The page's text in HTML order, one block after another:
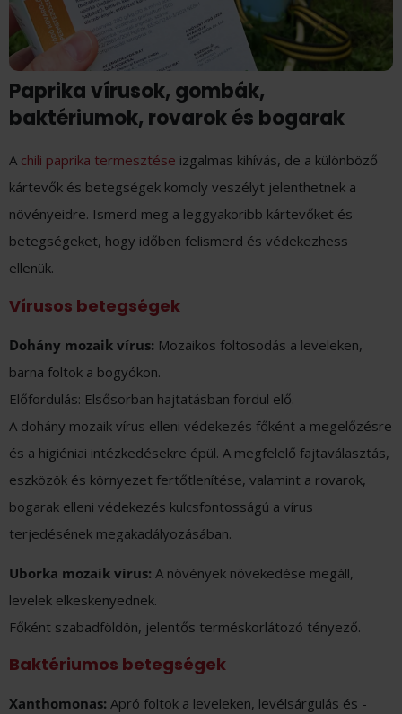
Paprika vírusok, gombák,
baktériumok, rovarok és bogarak
A chili paprika termesztése izgalmas kihívás, de a különböző
kártevők és betegségek komoly veszélyt jelenthetnek a
növényeidre. Ismerd meg a leggyakoribb kártevőket és
betegségeket, hogy időben felismerd és védekezhess
ellenük.
Vírusos betegségek
Dohány mozaik vírus: Mozaikos foltosodás a leveleken,
barna foltok a bogyókon.
Előfordulás: Elsősorban hajtatásban fordul elő.
A dohány mozaik vírus elleni védekezés főként a megelőzésre
és a higiéniai intézkedésekre épül. A megfelelő fajtaválasztás,
eszközök és környezet fertőtlenítése, valamint a rovarok,
bogarak elleni védekezés kulcsfontosságú a vírus
terjedésének megakadályozásában.
Uborka mozaik vírus: A növények növekedése megáll,
levelek elkeskenyednek.
Főként szabadföldön, jelentős terméskorlátozó tényező.
Baktériumos betegségek
Xanthomonas: Apró foltok a leveleken, levélsárgulás és -